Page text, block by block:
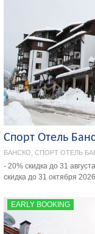
Спорт Отель
БАНСКО, СПОРТ ОТЕЛЬ
- 20% скидка до 31
скидка до 31 октября 2026.
EARLY BOOKING